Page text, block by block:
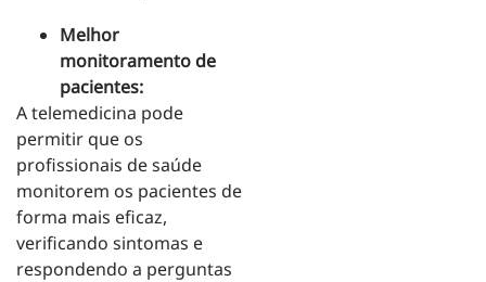
Melhor
monitoramento de
pacientes:
A telemedicina pode
permitir que os
profissionais de saúde
monitorem os pacientes de
forma mais eficaz,
verificando sintomas e
respondendo a perguntas